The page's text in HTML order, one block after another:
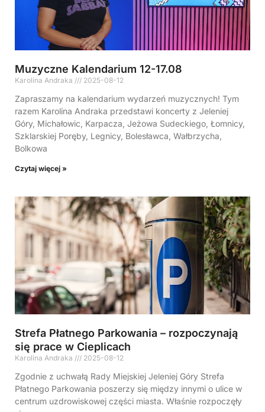
Muzyczne Kalendarium 12-17.08
Karolina Andraka 2025-08-12
Zapraszamy na kalendarium wydarzeń muzycznych! Tym
razem Karolina Andraka przedstawi koncerty z Jeleniej
Góry, Michałowic, Karpacza, Jeżowa Sudeckiego, Łomnicy,
Szklarskiej Poręby, Legnicy, Bolesławca, Wałbrzycha,
Bolkowa
Czytaj więcej »
Strefa Płatnego Parkowania – rozpoczynają
się prace w Cieplicach
Karolina Andraka 2025-08-12
Zgodnie z uchwałą Rady Miejskiej Jeleniej Góry Strefa
Płatnego Parkowania poszerzy się między innymi o ulice w
centrum uzdrowiskowej części miasta. Właśnie rozpoczęły